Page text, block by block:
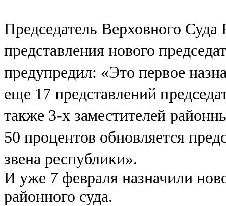
Председатель Верховного
представления нового
предупредил: «Это первое
еще 17 представлений
также 3-х заместителей
50 процентов обновляется
звена республики».
И уже 7 февраля назначили
районного суда.